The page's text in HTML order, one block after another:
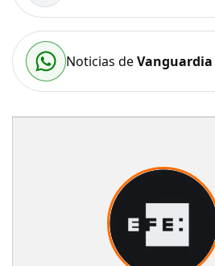
Noticias deVanguardia